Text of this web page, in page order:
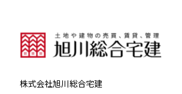
株式会社旭川総合宅建